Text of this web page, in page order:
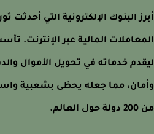
البنوك الإلكترونية التي أحدثت
خدماته في تحويل الأموال
مما جعله يحظى بشعبية